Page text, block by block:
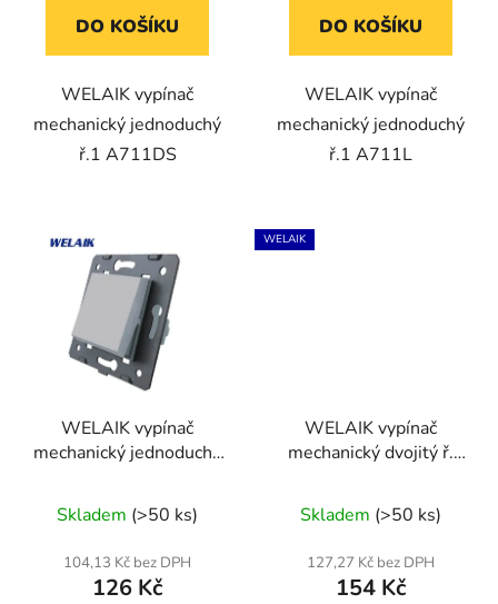
DO KOŠÍKU
WELAIK vypínač
mechanický jednoduchý
ř.1 A711DS
DO KOŠÍKU
WELAIK vypínač
mechanický jednoduchý
ř.1 A711L
WELAIK vypínač
mechanický jednoduchý
Skladem (>50 ks)
104,13 Kč bez DPH
126 Kč
WELAIK
WELAIK vypínač
mechanický dvojitý ř.
Skladem (>50 ks)
127,27 Kč bez DPH
154 Kč